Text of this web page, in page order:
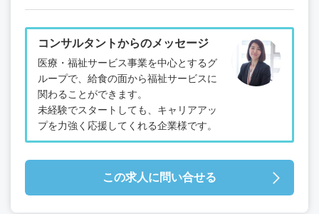
コンサルタントからのメッセージ
医療・福祉サービス事業を中心とするグ
ループで、給食の面から福祉サービスに
関わることができます。
未経験でスタートしても、キャリアアッ
プを力強く応援してくれる企業様です。
この求人に問い合せる